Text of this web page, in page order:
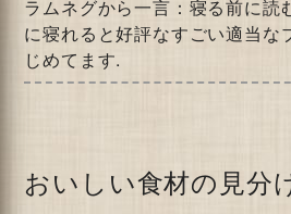
ラムネグから一言：寝る前に読
に寝れると好評なすごい適当な
じめてます.
おいしい食材の見分